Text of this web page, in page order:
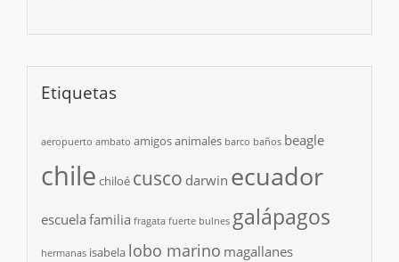
Etiquetas
aeropuerto ambato amigosanimales barco baños beagle
chile chiloé cusco darwin ecuador
escuela familia fragata fuerte bulnes galápagos
hermanas isabela lobo marino magallanes